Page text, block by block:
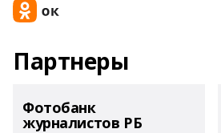
Партнеры
Фотобанк
журналистов РБ